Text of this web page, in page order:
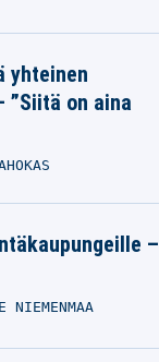
yhteinen
on aina
–
NIEMENMAA